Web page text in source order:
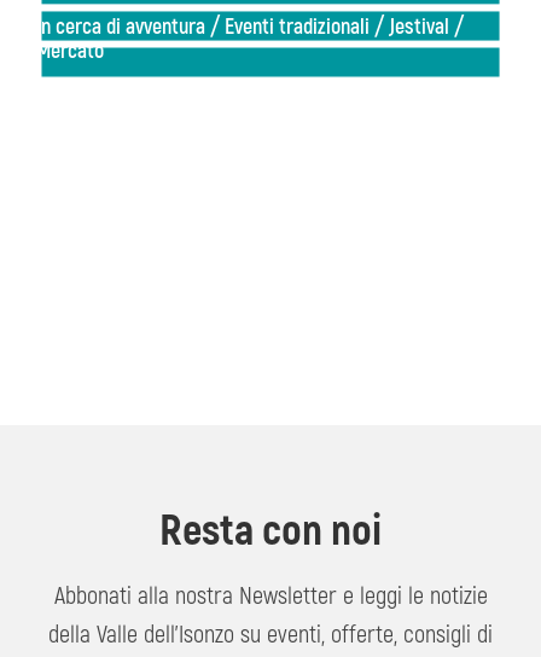
In cerca di avventura/Eventi tradizionali /Jestival /
Mercato Kanin
Sentieri
escursionistici
Museo
di
Resta con noi
Abbonati alla nostra Newsletter e leggi le notizie
della Valle dell'Isonzo su eventi, offerte, consigli di